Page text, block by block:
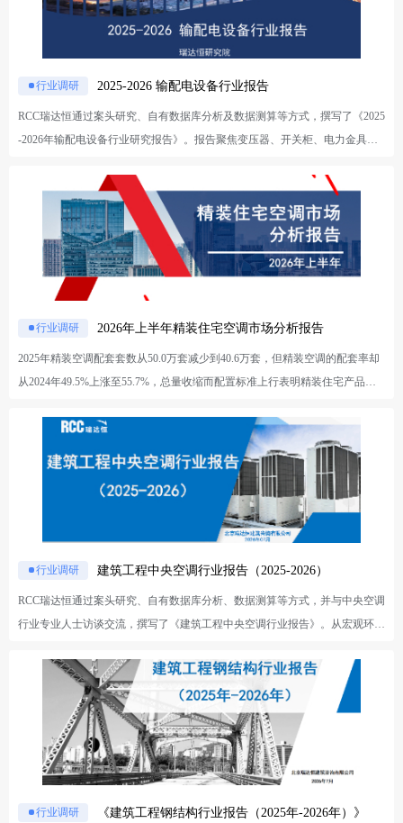
行业调研 2025-2026 输配电设备行业报告
RCC瑞达恒通过案头研究、自有数据库分析及数据测算等方式，撰写了《2025
-2026年输配电设备行业研究报告》。报告聚焦变压器、开关柜、电力金具三
趋势六个维度进行系统解读，旨在助力行业客户把握输配电设备市场的增长机
遇与战略布局。 一、宏观环境研究： 系统分析宏观经济走势、电力消费结构
变化、电力工程投资周期及政策驱动，揭示“十五五”期间电网投资跨越5万亿
门槛的历史性机遇。 二、变压器市场研究： 从市场规模、企业格局、国网/南
网主配网需求规模、竞争格局及出口表现等多维度，全面剖析变压器行业量价
齐升的确定性增长趋势。 三、开关柜市场研究： 聚焦企业注册趋势、梯队分
层格局，系统梳理国网/南网主配网开关柜的需求规模、区域分布及竞争态
势。 四、电力金具市场研究： 基于RCC项目库数据，测算电网侧市场容量，
分析三网及特高压细分市场的竞争格局、行业集中度及出口前景。 五、行业
速、出海范式升级四大趋势，并结合RCC项目库梳理各省市重点工程，为行业
行业调研 2026年上半年精装住宅空调市场分析报告
2025年精装空调配套套数从50.0万套减少到40.6万套，但精装空调的配套率却
从2024年49.5%上涨至55.7%，总量收缩而配置标准上行表明精装住宅产品结
开。在好房子、装配式等政策导向与即买即住、品质保障等消费者需求的双轮
驱动下，建材企业正积极将业务触角延伸至精装住宅市场，并着手构建系统性
的战略布局。面对精装住宅市场数据零散、竞品不明、需求滞后等痛点，《20
26年上半年精装住宅空调市场分析报告》将全景呈现精装住宅市场规模与区域
格局，解码头部业主精装战略，专项分析空调、新风部品在精装住宅的市场与
多维度分布特征，结合RCC独家数据预判未来一年精装住宅建设趋势，为企业
提供精准决策参考。
行业调研 建筑工程中央空调行业报告（2025-2026）
RCC瑞达恒通过案头研究、自有数据库分析、数据测算等方式，并与中央空调
行业专业人士访谈交流，撰写了《建筑工程中央空调行业报告》。从宏观环
空调行业进行解读，旨在助力行业客户进行中央空调市场分析及业务开拓与布
局。 一、宏观环境研究：分析当下的经济、政策、社会、技术环境对中央空
调行业的宏观影响 二、发展现状研究：介绍中央空调的发展历程、产业链上
下游、生产企业情况、产量及增速、进出口贸易等行业信息 三、市场规模研
究：测算工程和家装中央空调的市场规模，细分到6个应用领域、8种产品类型
和全国31个省市（除港澳台外）等 四、重点应用市场研究：对现阶段重点爆
发的数据中心产业进行研究分析，帮助您对数据中心及液冷市场有直接的了解
行业调研 《建筑工程钢结构行业报告（2025年-2026年）》